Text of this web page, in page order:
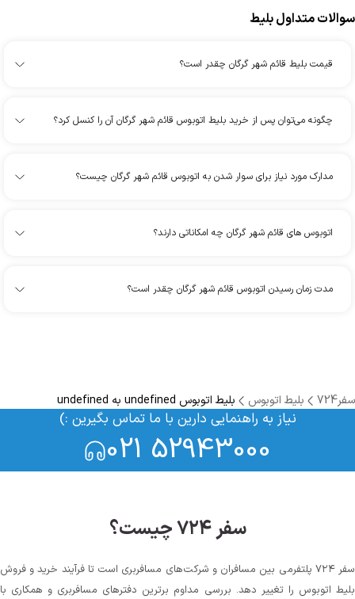
سوالات متداول بلیط
قیمت بلیط قائم شهر گرگان چقدر است؟
چگونه می‌توان پس از خرید بلیط اتوبوس قائم شهر گرگان آن را کنسل کرد؟
مدارک مورد نیاز برای سوار شدن به اتوبوس قائم شهر گرگان چیست؟
اتوبوس های قائم شهر گرگان چه امکاناتی دارند؟
مدت زمان رسیدن اتوبوس قائم شهر گرگان چقدر است؟
سفر724 بلیط اتوبوس بلیط اتوبوس undefined به undefined
نیاز به راهنمایی دارین با ما تماس بگیرین :)
021 52943000
سفر ۷۲۴ چیست؟
سفر ۷۲۴ پلتفرمی بین مسافران و شرکت‌های مسافربری است تا فرآیند خرید و فروش
بلیط اتوبوس را تغییر دهد. بررسی مداوم برترین دفترهای مسافربری و همکاری با